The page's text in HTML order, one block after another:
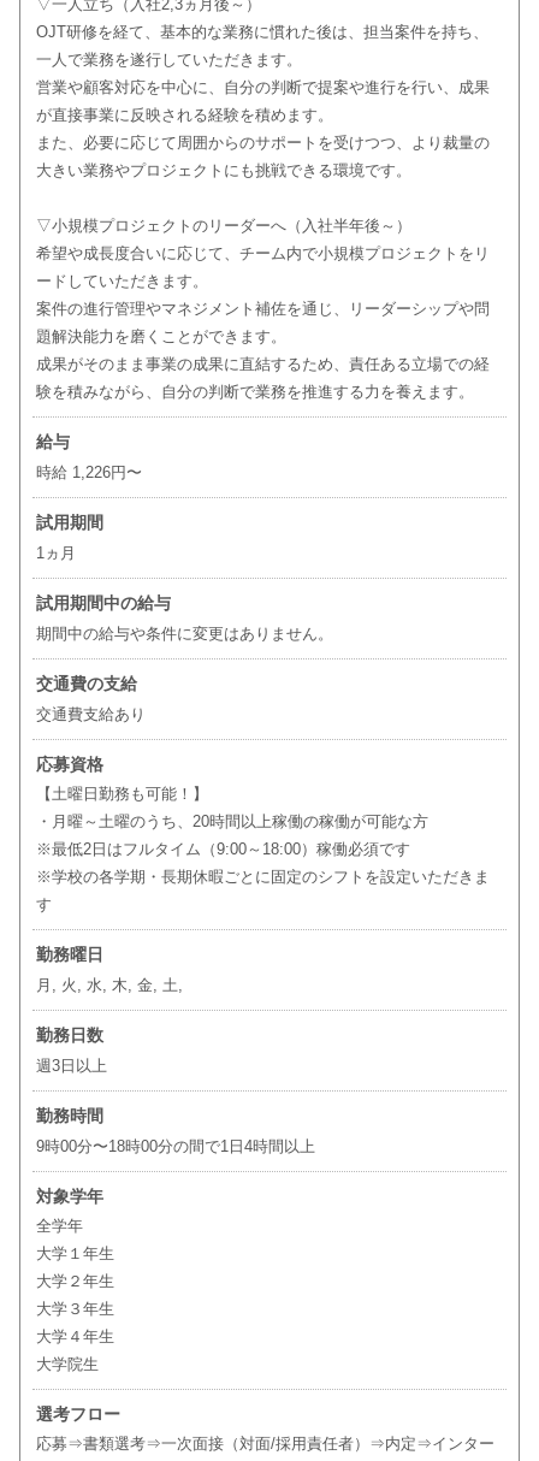
▽一人立ち（入社2,3ヵ月後～）
OJT研修を経て、基本的な業務に慣れた後は、担当案件を持ち、
一人で業務を遂行していただきます。
営業や顧客対応を中心に、自分の判断で提案や進行を行い、成果
が直接事業に反映される経験を積めます。
また、必要に応じて周囲からのサポートを受けつつ、より裁量の
大きい業務やプロジェクトにも挑戦できる環境です。
▽小規模プロジェクトのリーダーへ（入社半年後～）
希望や成長度合いに応じて、チーム内で小規模プロジェクトをリ
ードしていただきます。
案件の進行管理やマネジメント補佐を通じ、リーダーシップや問
題解決能力を磨くことができます。
成果がそのまま事業の成果に直結するため、責任ある立場での経
験を積みながら、自分の判断で業務を推進する力を養えます。
給与
時給 1,226円〜
試用期間
1ヵ月
試用期間中の給与
期間中の給与や条件に変更はありません。
交通費の支給
交通費支給あり
応募資格
【土曜日勤務も可能！】
・月曜～土曜のうち、20時間以上稼働の稼働が可能な方
※最低2日はフルタイム（9:00～18:00）稼働必須です
※学校の各学期・長期休暇ごとに固定のシフトを設定いただきま
す
勤務曜日
月, 火, 水, 木, 金, 土,
勤務日数
週3日以上
勤務時間
9時00分〜18時00分の間で1日4時間以上
対象学年
全学年
大学１年生
大学２年生
大学３年生
大学４年生
大学院生
選考フロー
応募⇒書類選考⇒一次面接（対面/採用責任者）⇒内定⇒インター